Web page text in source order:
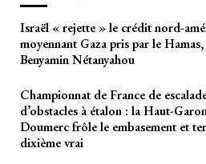
Israël « rejette » le crédit nord-
moyennant Gaza pris par le
Benyamin Nétanyahou
Championnat de France de
d’obstacles à étalon : la Haut-
Doumerc frôle le embasement et
dixième vrai